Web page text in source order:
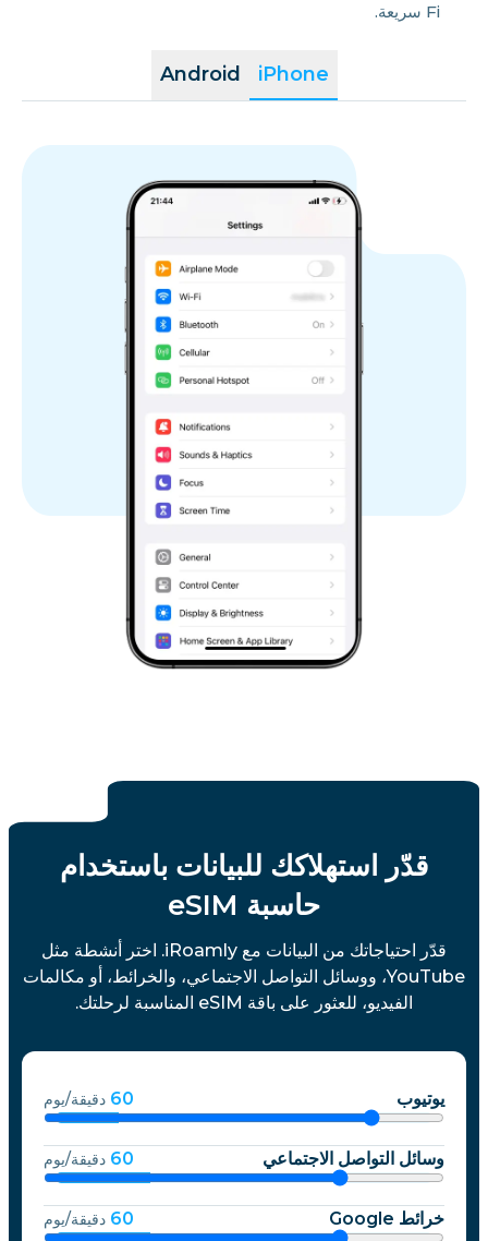
iPhone
Android
Fi سريعة.
قدّر استهلاكك للبيانات باستخدام
حاسبة eSIM
قدّر احتياجاتك من البيانات مع iRoamly. اختر أنشطة مثل
YouTube، ووسائل التواصل الاجتماعي، والخرائط، أو مكالمات
الفيديو، للعثور على باقة eSIM المناسبة لرحلتك.
يوتيوب 60 دقيقة/يوم
وسائل التواصل الاجتماعي 60 دقيقة/يوم
خرائط Google 60 دقيقة/يوم